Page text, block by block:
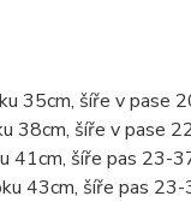
35cm, šíře v pase
38cm, šíře v pase
41cm, šíře pas 23-
43cm, šíře pas